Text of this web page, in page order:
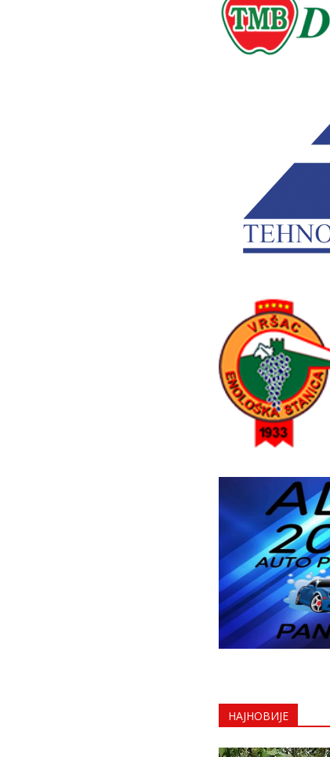
НАЈНОВИЈЕ